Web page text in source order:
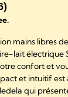
mains libres
lait électrique
confort et
et intuitif est
qui